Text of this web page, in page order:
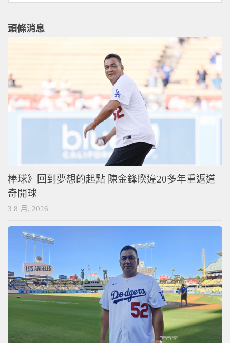
頭條消息
棒球》回到夢想的起點 陳金鋒睽違20多年重返道
奇開球
3 8 月, 2026